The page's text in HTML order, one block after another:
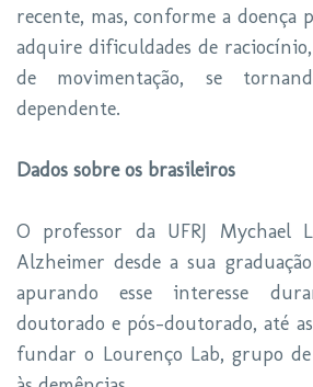
recente, mas, conforme a doença
adquire dificuldades de
de movimentação, se
dependente.
Dados sobre os brasileiros
O professor da UFRJ Mychael
Alzheimer desde a sua
apurando esse interesse
doutorado e pós-doutorado, até
fundar o Lourenço Lab, grupo de